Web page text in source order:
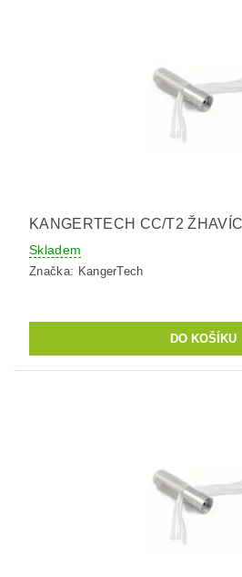
KANGERTECH CC/T2
Skladem
Značka: KangerTech